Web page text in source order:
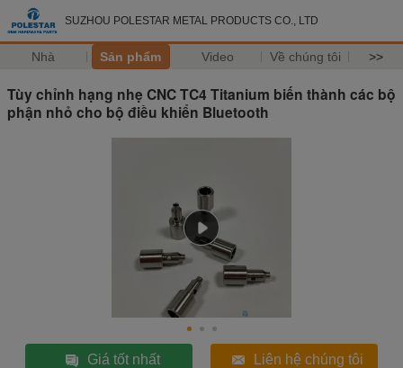
SUZHOU POLESTAR METAL PRODUCTS CO., LTD
Nhà Sản phẩm Video Về chúng tôi >>
Tùy chỉnh hạng nhẹ CNC TC4 Titanium biến thành các bộ
phận nhỏ cho bộ điều khiển Bluetooth
Giá tốt nhất Liên hệ chúng tôi